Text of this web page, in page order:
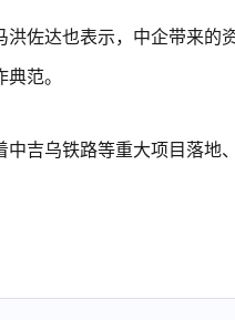
达也表示，中企带来的
范。
乌铁路等重大项目落地